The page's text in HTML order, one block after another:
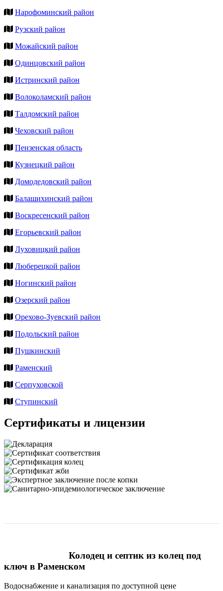
Нарофоминский район
Рузский район
Можайский район
Одинцовский район
Истринский район
Волоколамский район
Талдомский район
Чеховский район
Пензенская область
Кузнецкий район
Домодедовский район
Балашихинский район
Воскресенский район
Егорьевский район
Луховицкий район
Люберецкой район
Ногинский район
Озерский район
Орехово-Зуевский район
Подольский район
Пушкинский
Раменский
Серпуховской
Ступинский
Сертификаты и лицензии
Колодец и септик из колец под
ключ в Раменском
Водоснабжение и канализация по доступной цене